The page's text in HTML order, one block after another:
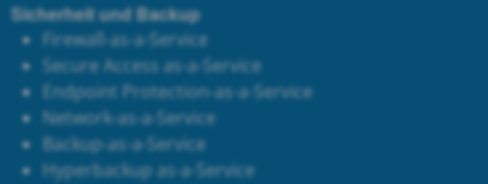
Sicherheit und Backup
Firewall-as-a-Service
Secure Access as-a-Service
Endpoint Protection-as-a-Service
Network-as-a-Service
Backup-as-a-Service
Hyperbackup as-a-Service